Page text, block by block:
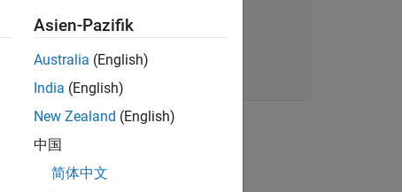
Asien-Pazifik
Australia (English)
India (English)
New Zealand (English)
中国
简体中文